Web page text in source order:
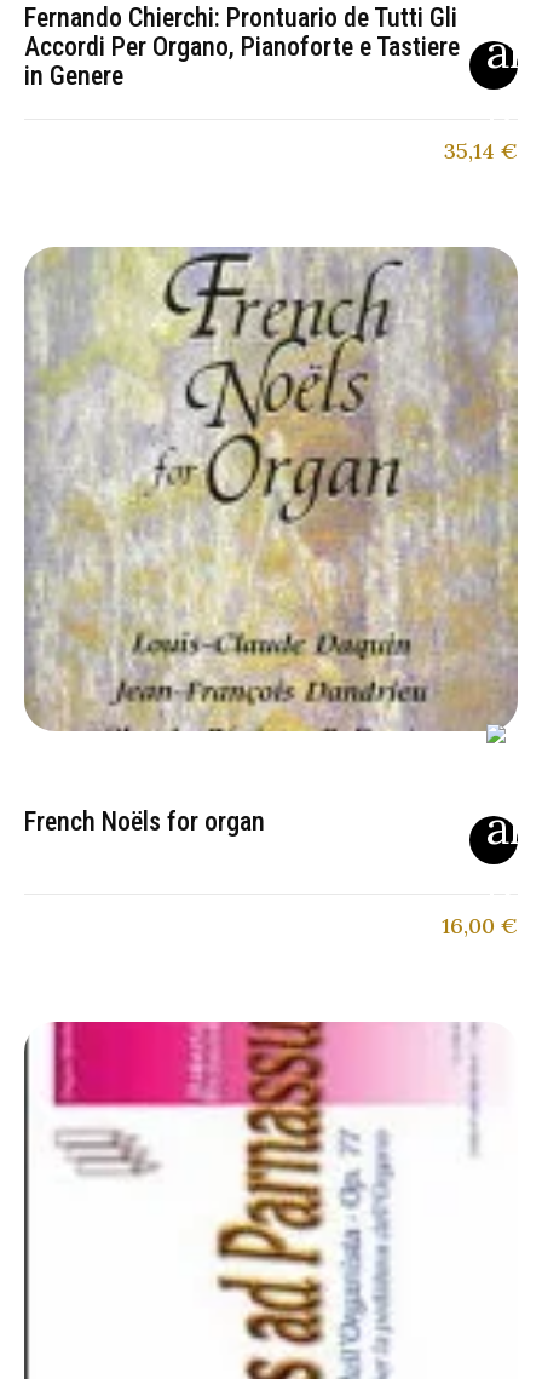
Fernando Chierchi: Prontuario de Tutti Gli
Accordi Per Organo, Pianoforte e Tastiere
in Genere
35,14 €
French Noëls for organ
16,00 €